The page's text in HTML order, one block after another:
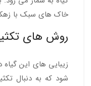
خاک های سبک با
روش های
زیبایی های این
شود که به دنبال